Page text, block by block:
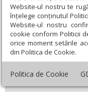
Website-ul nostru te
înțelege conținutul
Website-ul nostru
cookie conform Politicii
orice moment setările
din Politica de Cookie.
Politica de Cookie
Calendar articole
«